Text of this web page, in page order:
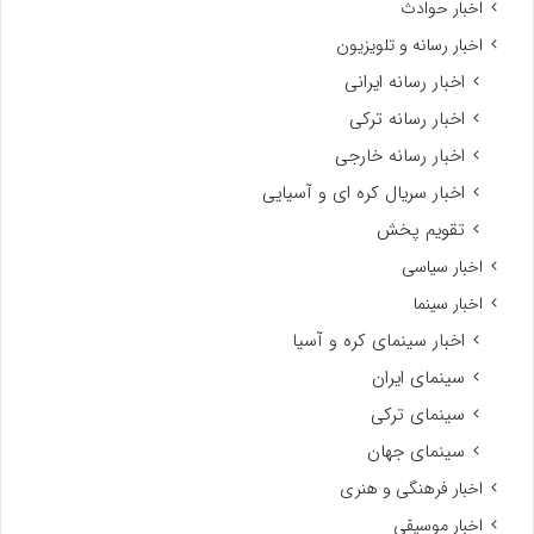
اخبار حوادث
اخبار رسانه و تلویزیون
اخبار رسانه ایرانی
اخبار رسانه ترکی
اخبار رسانه خارجی
اخبار سریال کره ای و آسیایی
تقویم پخش
اخبار سیاسی
اخبار سینما
اخبار سینمای کره و آسیا
سینمای ایران
سینمای ترکی
سینمای جهان
اخبار فرهنگی و هنری
اخبار موسیقی